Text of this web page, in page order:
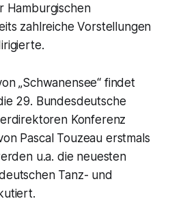
Hamburgischen
zahlreiche Vorstellungen
„Schwanensee“ findet
29. Bundesdeutsche
Konferenz
Pascal Touzeau erstmals
u.a. die neuesten
Tanz- und